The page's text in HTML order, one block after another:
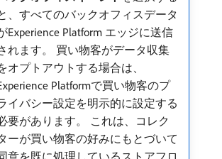
、すべてのバックオフィスデータ
Experience Platform エッジに送信
れます。 買い物客がデータ収集
オプトアウトする場合は、
Platformで買い物客のプ
イバシー設定を明示的に設定する
要があります。 これは、コレク
ーが買い物客の好みにもとづいて
意を既に処理しているストアフロ